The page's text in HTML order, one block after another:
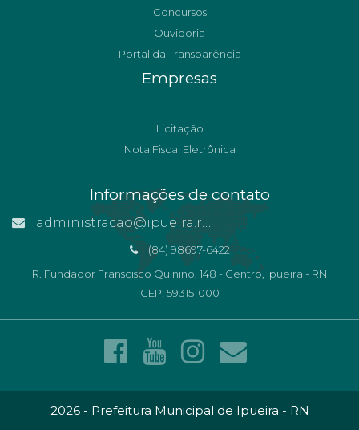
Concursos
Ouvidoria
Portal da Transparência
Empresas
Licitação
Nota Fiscal Eletrônica
Informações de contato
administracao@ipueira.rn.gov.br
(84) 98697-6422
R. Fundador Franscisco Quinino, 148 - Centro, Ipueira - RN
CEP: 59315-000
2026 - Prefeitura Municipal de Ipueira - RN